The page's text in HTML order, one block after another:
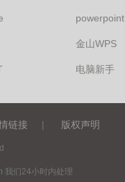
powerpoint
金山WPS
电脑新手
链接 | 版权声明
我们24小时内处理